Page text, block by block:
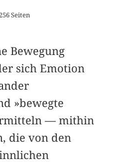
Seiten
Bewegung
sich Emotion
»bewegte
— mithin
die von den